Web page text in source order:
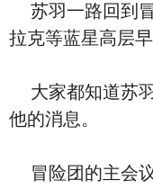
苏羽一路回到
拉克等蓝星高层
大家都知道苏
他的消息。
冒险团的主会议